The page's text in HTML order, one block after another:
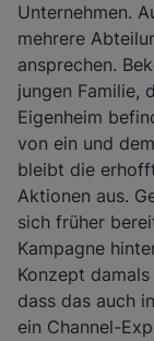
Unternehmen.
mehrere
ansprechen.
jungen Familie,
Eigenheim
von ein und
bleibt die
Aktionen aus.
sich früher
Kampagne
Konzept
dass das auch
ein Channel-